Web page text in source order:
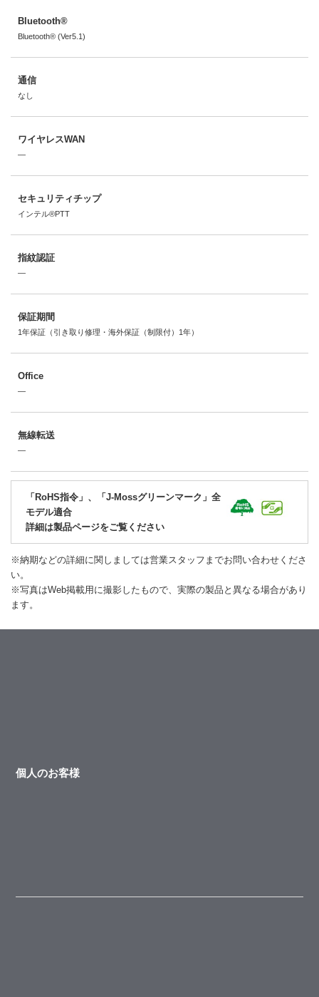
Bluetooth®
Bluetooth® (Ver5.1)
通信
なし
ワイヤレスWAN
―
セキュリティチップ
インテル®PTT
指紋認証
―
保証期間
1年保証（引き取り修理・海外保証（制限付）1年）
Office
―
無線転送
―
「RoHS指令」、「J-Mossグリーンマーク」全
モデル適合
詳細は製品ページをご覧ください
※納期などの詳細に関しましては営業スタッフまでお問い合わせくださ
い。
※写真はWeb掲載用に撮影したもので、実際の製品と異なる場合があり
ます。
個人のお客様